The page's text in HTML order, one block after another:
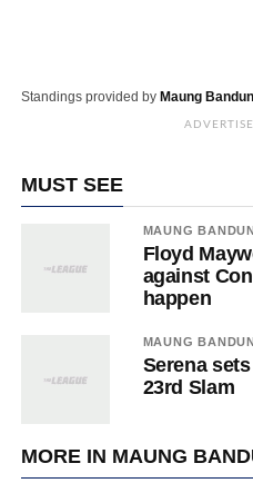
Standings provided by Maung
MUST SEE
MAUNG
Floyd
against
happen
MAUNG
Serena
23rd Slam
MORE IN MAUNG